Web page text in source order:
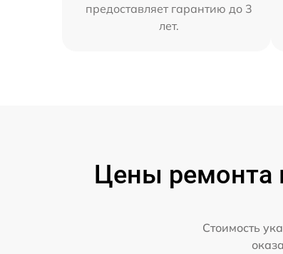
предоставляет гарантию до 3
лет.
Цены ремонта
Стоимость